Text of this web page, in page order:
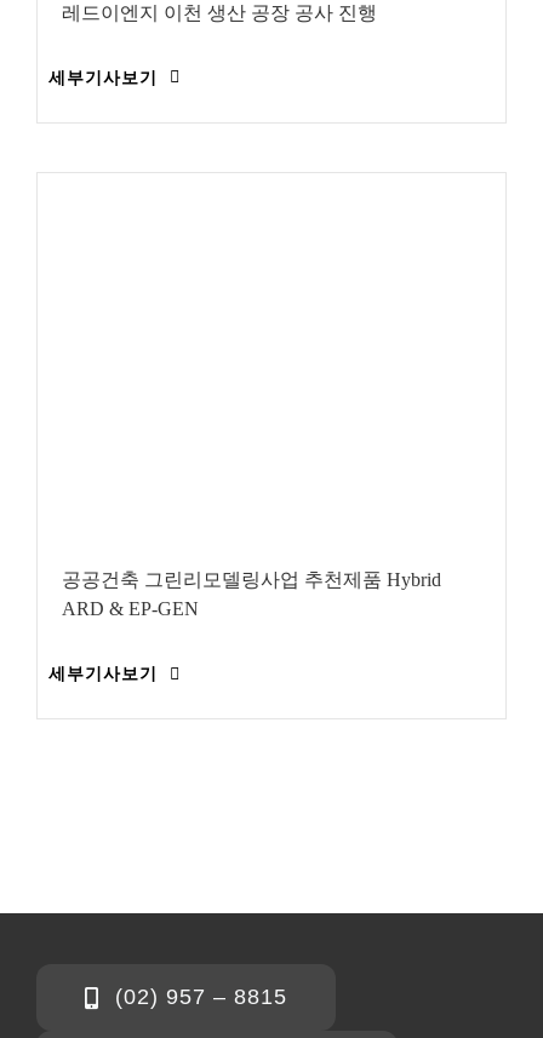
레드이엔지 이천 생산 공장 공사 진행
세부기사보기
공공건축 그린리모델링사업 추천제품 Hybrid
ARD & EP-GEN
세부기사보기
(02) 957 – 8815